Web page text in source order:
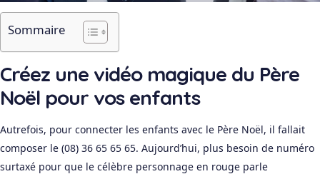
Sommaire
Créez une vidéo magique du Père
Noël pour vos enfants
Autrefois, pour connecter les enfants avec le Père Noël, il fallait
composer le (08) 36 65 65 65. Aujourd’hui, plus besoin de numéro
surtaxé pour que le célèbre personnage en rouge parle